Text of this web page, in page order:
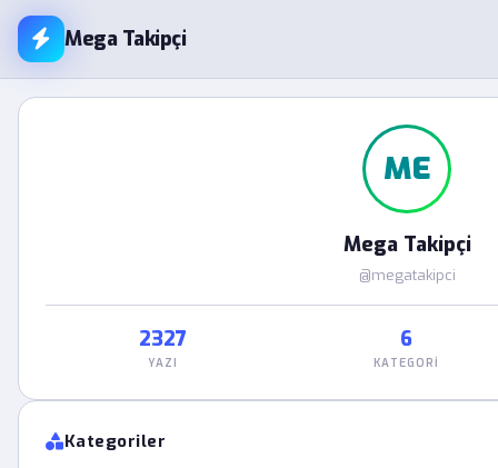
Mega Takipçi
ME
Mega Takipçi
@megatakipci
2327
YAZI
6
KATEGORI
Kategoriler